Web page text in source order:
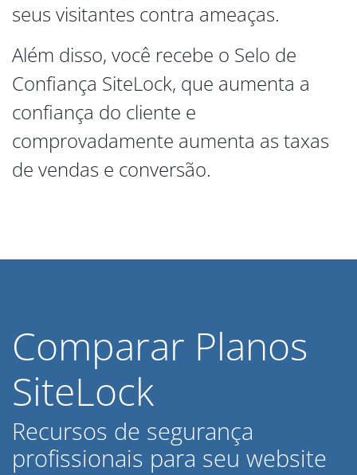
seus visitantes contra ameaças.
Além disso, você recebe o Selo de
Confiança SiteLock, que aumenta a
confiança do cliente e
comprovadamente aumenta as taxas
de vendas e conversão.
Comparar Planos
SiteLock
Recursos de segurança
profissionais para seu website